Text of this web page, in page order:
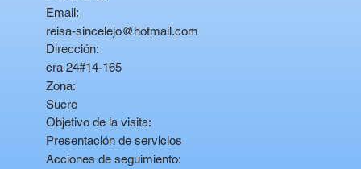
Email:
reisa-sincelejo@hotmail.com
Dirección:
cra 24#14-165
Zona:
Sucre
Objetivo de la visita:
Presentación de servicios
Acciones de seguimiento: